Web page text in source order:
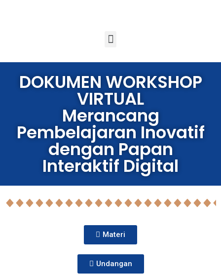
DOKUMEN WORKSHOP
VIRTUAL
Merancang
Pembelajaran Inovatif
dengan Papan
Interaktif Digital
Materi
Undangan